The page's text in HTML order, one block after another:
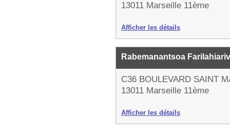
13011 Marseille 11ème
Afficher les détails
Rabemanantsoa
C36 BOULEVARD SAINT
13011 Marseille 11ème
Afficher les détails